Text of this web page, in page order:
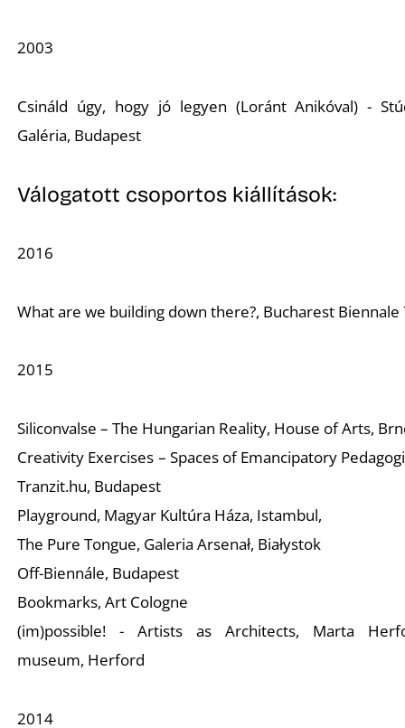
2003
Csináld úgy, hogy jó legyen (Loránt Anikóval) -
Galéria, Budapest
Válogatott csoportos kiállítások:
2016
What are we building down there?, Bucharest Biennale
2015
Siliconvalse – The Hungarian Reality, House of Arts,
Creativity Exercises – Spaces of Emancipatory
Tranzit.hu, Budapest
Playground, Magyar Kultúra Háza, Istambul,
The Pure Tongue, Galeria Arsenał, Białystok
Off-Biennále, Budapest
Bookmarks, Art Cologne
(im)possible! - Artists as Architects, Marta
museum, Herford
2014